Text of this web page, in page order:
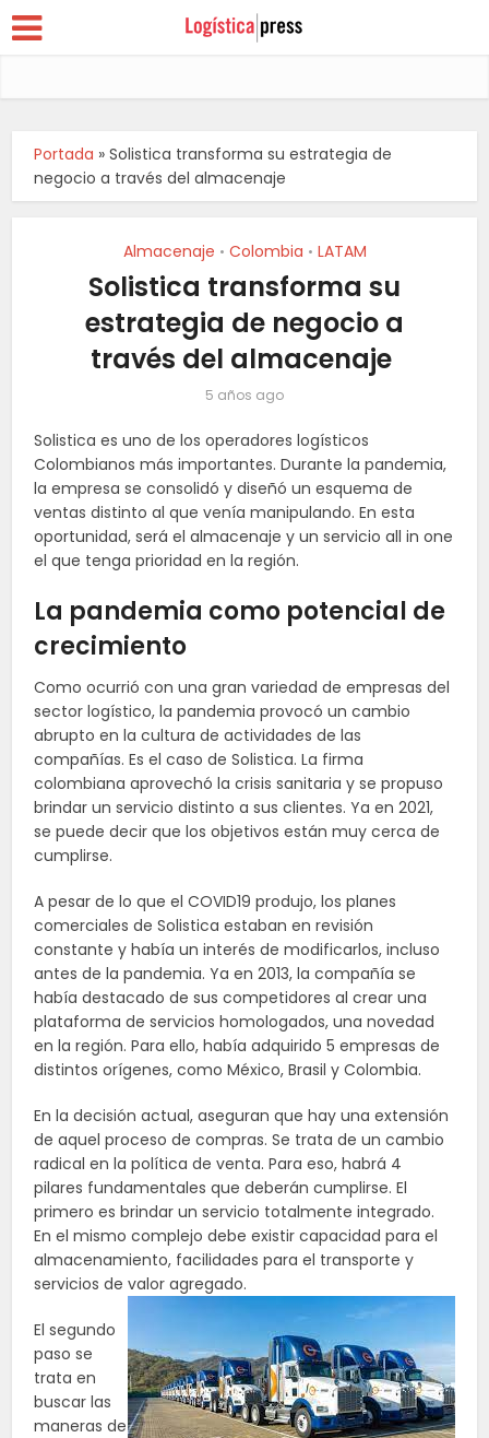
Portada »Solistica transforma su estrategia de
negocio a través del almacenaje
Almacenaje • Colombia • LATAM
Solistica transforma su
estrategia de negocio a
través del almacenaje
5 años ago
Solistica es uno de los operadores logísticos
Colombianos más importantes. Durante la pandemia,
la empresa se consolidó y diseñó un esquema de
ventas distinto al que venía manipulando. En esta
oportunidad, será el almacenaje y un servicio all in one
el que tenga prioridad en la región.
La pandemia como potencial de
crecimiento
Como ocurrió con una gran variedad de empresas del
sector logístico, la pandemia provocó un cambio
abrupto en la cultura de actividades de las
compañías. Es el caso de Solistica. La firma
colombiana aprovechó la crisis sanitaria y se propuso
brindar un servicio distinto a sus clientes. Ya en 2021,
se puede decir que los objetivos están muy cerca de
cumplirse.
A pesar de lo que el COVID19 produjo, los planes
comerciales de Solistica estaban en revisión
constante y había un interés de modificarlos, incluso
antes de la pandemia. Ya en 2013, la compañía se
había destacado de sus competidores al crear una
plataforma de servicios homologados, una novedad
en la región. Para ello, había adquirido 5 empresas de
distintos orígenes, como México, Brasil y Colombia.
En la decisión actual, aseguran que hay una extensión
de aquel proceso de compras. Se trata de un cambio
radical en la política de venta. Para eso, habrá 4
pilares fundamentales que deberán cumplirse. El
primero es brindar un servicio totalmente integrado.
En el mismo complejo debe existir capacidad para el
almacenamiento, facilidades para el transporte y
servicios de valor agregado.
El segundo
paso se
trata en
buscar las
maneras de